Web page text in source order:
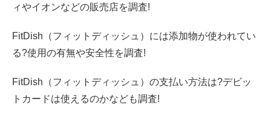
ィやイオンなどの販売店を調査!
FitDish（フィットディッシュ）には添加物が使われてい
る?使用の有無や安全性を調査!
FitDish（フィットディッシュ）の支払い方法は?デビッ
トカードは使えるのかなども調査!